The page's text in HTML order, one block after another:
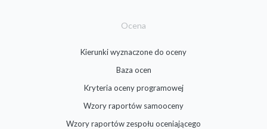
Ocena
Kierunki wyznaczone do oceny
Baza ocen
Kryteria oceny programowej
Wzory raportów samooceny
Wzory raportów zespołu oceniającego